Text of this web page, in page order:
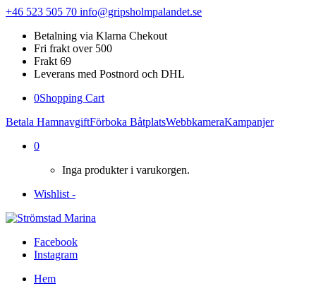
+46 523 505 70 info@gripsholmpalandet.se
Betalning via Klarna Chekout
Fri frakt over 500
Frakt 69
Leverans med Postnord och DHL
0Shopping Cart
Betala HamnavgiftFörboka BåtplatsWebbkameraKampanjer
0
Inga produkter i varukorgen.
Wishlist -
Facebook
Instagram
Hem